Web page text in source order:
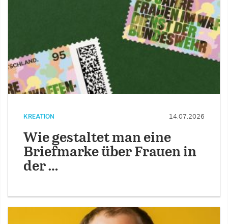
KREATION 14.07.2026
Wie gestaltet man eine
Briefmarke über Frauen in
der …